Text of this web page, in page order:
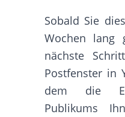
Sobald Sie
Wochen lang
nächste
Postfenster in
dem die
Publikums